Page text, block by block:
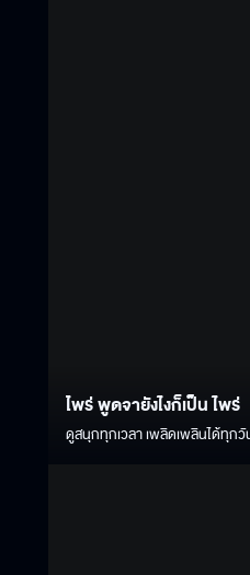
ไพร่ พูดจายังไงก็เป็น ไพร่
ดูสนุกทุกเวลา เพลิดเพลินได้ทุกวั